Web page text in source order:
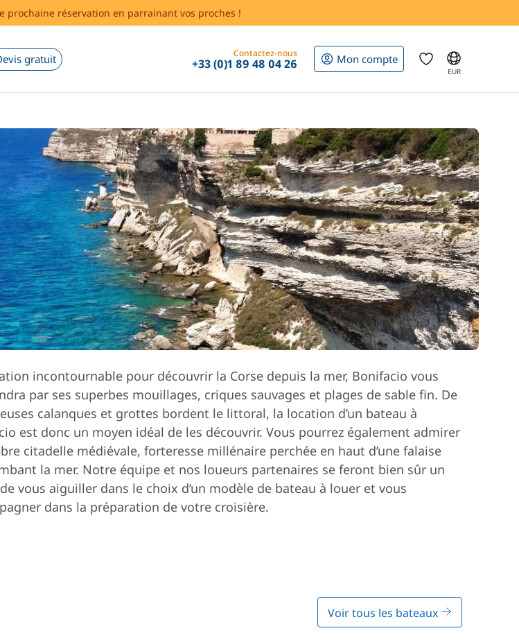
prochaine réservation en parrainant vos proches !
gratuit Contactez-nous
+33 (0)1 89 48 04 26 Mon compte
EUR
incontournable pour découvrir la Corse depuis la mer, Bonifacio vous
par ses superbes mouillages, criques sauvages et plages de sable fin. De
calanques et grottes bordent le littoral, la location d’un bateau à
est donc un moyen idéal de les découvrir. Vous pourrez également admirer
citadelle médiévale, forteresse millénaire perchée en haut d’une falaise
la mer. Notre équipe et nos loueurs partenaires se feront bien sûr un
vous aiguiller dans le choix d’un modèle de bateau à louer et vous
dans la préparation de votre croisière.
Voir tous les bateaux